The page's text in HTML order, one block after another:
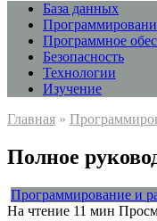
База данных
Программное
Безопасность
Технологии
Изучение
Главная »
Полное
Программирование и
На чтение 11 мин